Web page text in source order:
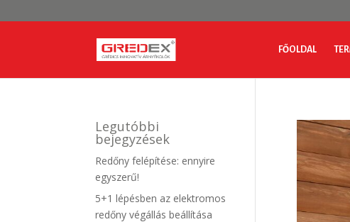
FŐOLDAL
Legutóbbi
bejegyzések
Redőny felépítése: ennyire
egyszerű!
5+1 lépésben az elektromos
redőny végállás beállítása